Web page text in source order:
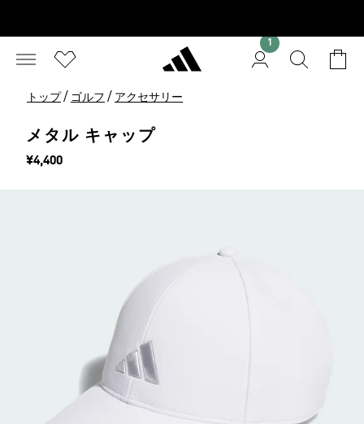
1
トップ / ゴルフ / アクセサリー
メタル キャップ
価格
¥4,400